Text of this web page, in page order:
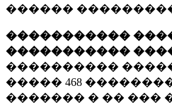
������
�����������
�����������
����������
����� 468
������� � �� ���